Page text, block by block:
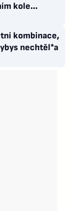
kole
kombinace,
nechtěl*a